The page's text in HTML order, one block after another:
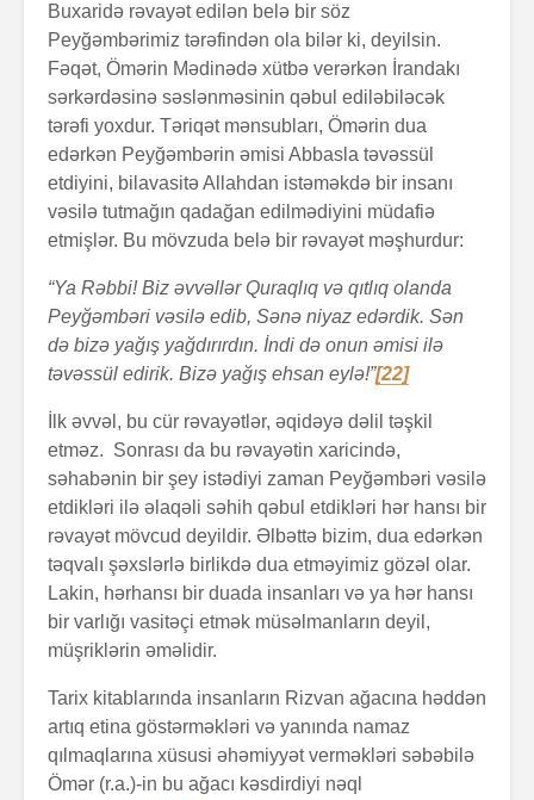
Buxaridə rəvayət edilən belə bir söz
Peyğəmbərimiz tərəfindən ola bilər ki, deyilsin.
Fəqət, Ömərin Mədinədə xütbə verərkən İrandakı
sərkərdəsinə səslənməsinin qəbul ediləbiləcək
tərəfi yoxdur. Təriqət mənsubları, Ömərin dua
edərkən Peyğəmbərin əmisi Abbasla təvəssül
etdiyini, bilavasitə Allahdan istəməkdə bir insanı
vəsilə tutmağın qadağan edilmədiyini müdafiə
etmişlər. Bu mövzuda belə bir rəvayət məşhurdur:
“Ya Rəbbi! Biz əvvəllər Quraqlıq və qıtlıq olanda
Peyğəmbəri vəsilə edib, Sənə niyaz edərdik. Sən
də bizə yağış yağdırırdın. İndi də onun əmisi ilə
təvəssül edirik. Bizə yağış ehsan eylə!”[22]
İlk əvvəl, bu cür rəvayətlər, əqidəyə dəlil təşkil
etməz. Sonrası da bu rəvayətin xaricində,
səhabənin bir şey istədiyi zaman Peyğəmbəri vəsilə
etdikləri ilə əlaqəli səhih qəbul etdikləri hər hansı bir
rəvayət mövcud deyildir. Əlbəttə bizim, dua edərkən
təqvalı şəxslərlə birlikdə dua etməyimiz gözəl olar.
Lakin, hərhansı bir duada insanları və ya hər hansı
bir varlığı vasitəçi etmək müsəlmanların deyil,
müşriklərin əməlidir.
Tarix kitablarında insanların Rizvan ağacına həddən
artıq etina göstərməkləri və yanında namaz
qılmaqlarına xüsusi əhəmiyyət verməkləri səbəbilə
Ömər (r.a.)-in bu ağacı kəsdirdiyi nəql